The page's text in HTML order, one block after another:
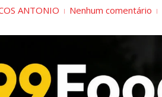
ANTONIO Nenhum comentário